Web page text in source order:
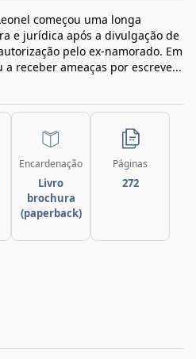
começou uma longa
e jurídica após a divulgação de
pelo ex-namorado. Em
a receber ameaças por escreve...
Encardenação
Livro
brochura
(paperback)
Páginas
272